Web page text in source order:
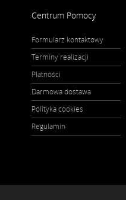
Centrum Pomocy
Formularz kontaktowy
Terminy realizacji
Płatności
Darmowa dostawa
Polityka cookies
Regulamin